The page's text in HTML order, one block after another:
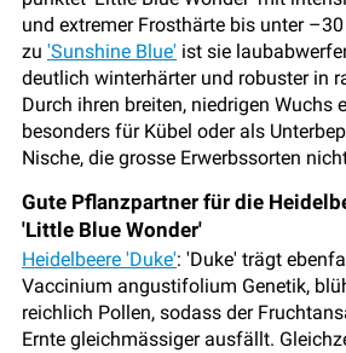
und extremer Frosthärte bis unter –30
zu 'Sunshine Blue' ist sie
deutlich winterhärter und robuster in
Durch ihren breiten, niedrigen Wuchs
besonders für Kübel oder als
Nische, die grosse Erwerbssorten
Gute Pflanzpartner für die
'Little Blue Wonder'
Heidelbeere 'Duke': 'Duke' trägt
Vaccinium angustifolium Genetik,
reichlich Pollen, sodass der
Ernte gleichmässiger ausfällt.